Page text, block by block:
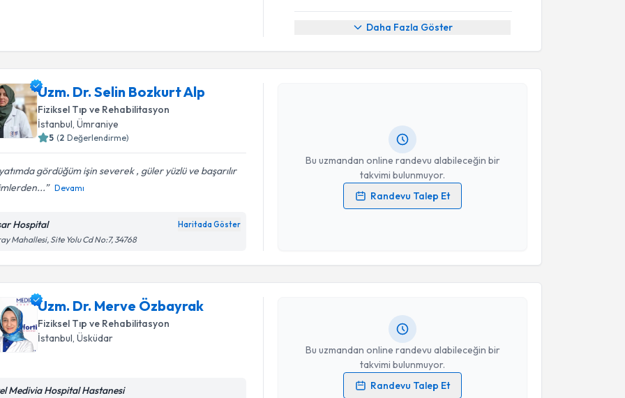
Daha Fazla Göster
Uzm. Dr. Selin Bozkurt Alp
Fiziksel Tıp ve Rehabilitasyon
İstanbul, Ümraniye
5 (2 Değerlendirme)
gördüğüm işin severek , güler yüzlü ve başarılır
Devamı
Hospital Haritada Göster
Mahallesi, Site Yolu Cd No:7, 34768
Bu uzmandan online randevu alabileceğin bir
takvimi bulunmuyor.
Randevu Talep Et
Randevu Takvimi Talebi
Uzm. Dr. Selin Bozkurt Alp
Kişisel verilerimin işlenmesine ilişkinAydınlatma Metni
Takvim Talebini Gönder
Uzm. Dr. Merve Özbayrak
Fiziksel Tıp ve Rehabilitasyon
İstanbul, Üsküdar
Medivia Hospital Hastanesi
Bu uzmandan online randevu alabileceğin bir
takvimi bulunmuyor.
Randevu Talep Et